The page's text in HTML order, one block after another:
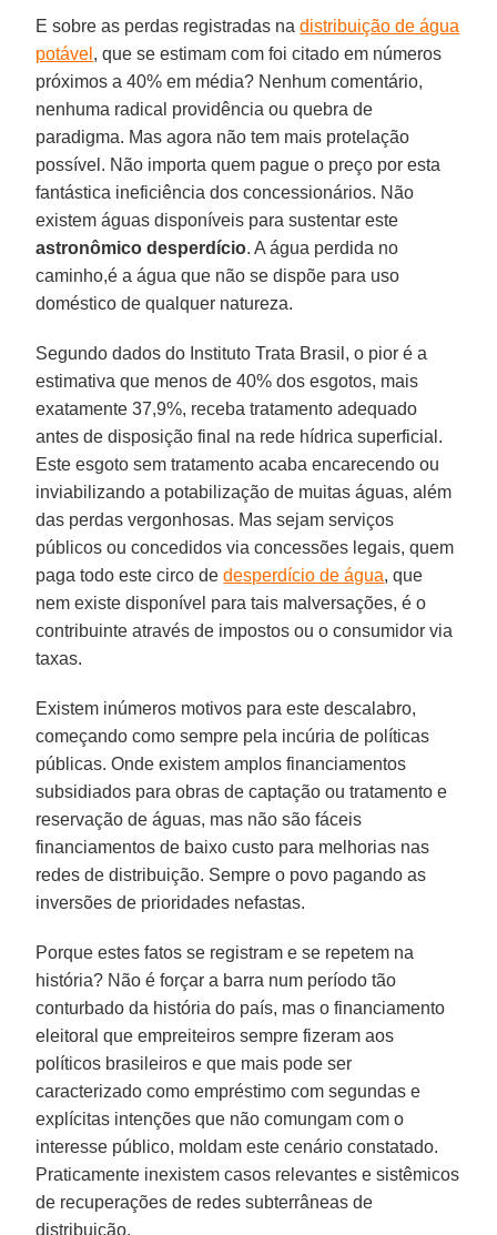
E sobre as perdas registradas nadistribuição de água
potável , que se estimam com foi citado em números
próximos a 40% em média? Nenhum comentário,
nenhuma radical providência ou quebra de
paradigma. Mas agora não tem mais protelação
possível. Não importa quem pague o preço por esta
fantástica ineficiência dos concessionários. Não
existem águas disponíveis para sustentar este
astronômico desperdício. A água perdida no
caminho,é a água que não se dispõe para uso
doméstico de qualquer natureza.
Segundo dados do Instituto Trata Brasil, o pior é a
estimativa que menos de 40% dos esgotos, mais
exatamente 37,9%, receba tratamento adequado
antes de disposição final na rede hídrica superficial.
Este esgoto sem tratamento acaba encarecendo ou
inviabilizando a potabilização de muitas águas, além
das perdas vergonhosas. Mas sejam serviços
públicos ou concedidos via concessões legais, quem
paga todo este circo dedesperdício de água, que
nem existe disponível para tais malversações, é o
contribuinte através de impostos ou o consumidor via
taxas.
Existem inúmeros motivos para este descalabro,
começando como sempre pela incúria de políticas
públicas. Onde existem amplos financiamentos
subsidiados para obras de captação ou tratamento e
reservação de águas, mas não são fáceis
financiamentos de baixo custo para melhorias nas
redes de distribuição. Sempre o povo pagando as
inversões de prioridades nefastas.
Porque estes fatos se registram e se repetem na
história? Não é forçar a barra num período tão
conturbado da história do país, mas o financiamento
eleitoral que empreiteiros sempre fizeram aos
políticos brasileiros e que mais pode ser
caracterizado como empréstimo com segundas e
explícitas intenções que não comungam com o
interesse público, moldam este cenário constatado.
Praticamente inexistem casos relevantes e sistêmicos
de recuperações de redes subterrâneas de
distribuição.